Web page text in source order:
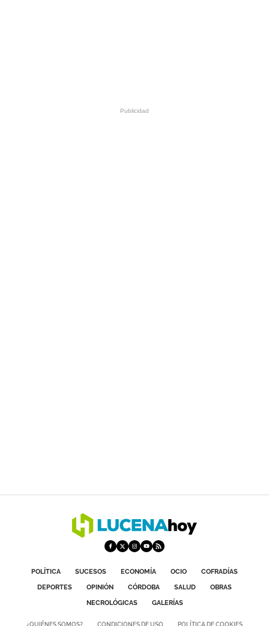
POLÍTICA SUCESOS ECONOMÍA OCIO
COFRADÍAS
DEPORTES
OPINIÓN CÓRDOBA SALUD
OBRAS
NECROLÓGICAS
GALERÍAS
¿QUIÉNES SOMOS? CONDICIONES DE USO POLÍTICA DE COOKIES